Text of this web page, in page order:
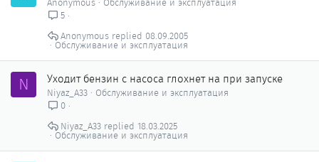
5
Обслуживание и эксплуатация
08.09.2005
Anonymous
N Уходит бензин с насоса глохнет на при запуске
Niyaz_A33
Обслуживание и эксплуатация
0
Обслуживание и эксплуатация
18.03.2025
Niyaz_A33